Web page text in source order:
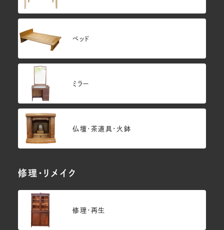
ベッド
ミラー
仏壇･茶道具・火鉢
修理・リメイク
修理・再生